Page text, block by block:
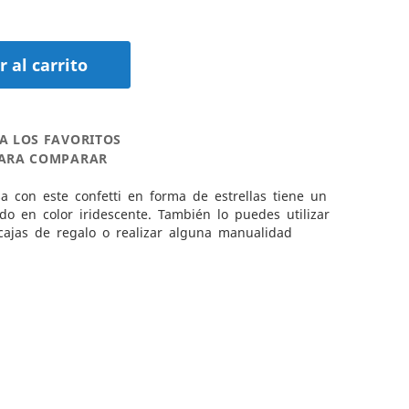
al carrito
LOS FAVORITOS
COMPARAR
con este confetti en forma de estrellas tiene un
en color iridescente. También lo puedes utilizar
de regalo o realizar alguna manualidad